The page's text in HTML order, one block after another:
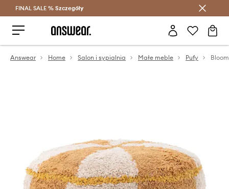
Oszczędzaj z Answear Club >
FINAL SALE % Szczegóły
Answear Home Salon i sypialnia Małe meble Pufy